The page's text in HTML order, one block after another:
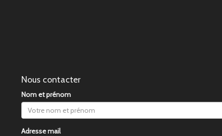
Nous contacter
Nom et prénom
Adresse mail